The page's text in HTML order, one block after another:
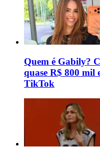
Quem é Gabily?
quase R$ 800 mil
TikTok